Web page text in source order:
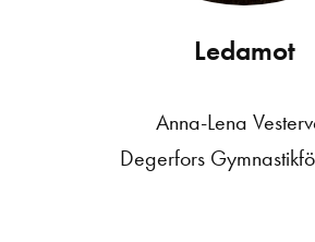
Ledamot
Anna-Lena
Degerfors